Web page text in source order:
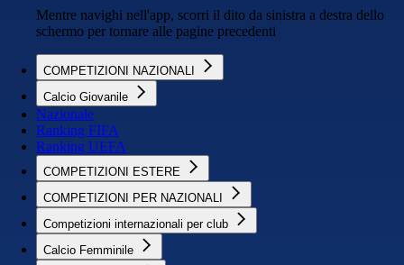
Mentre navighi nell'app, scorri il dito da sinistra a destra dello
schermo per tornare alle pagine precedenti
COMPETIZIONI NAZIONALI
Calcio Giovanile
Nazionale
Ranking FIFA
Ranking UEFA
COMPETIZIONI ESTERE
COMPETIZIONI PER NAZIONALI
Competizioni internazionali per club
Calcio Femminile